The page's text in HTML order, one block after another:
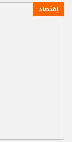
إقتصاد